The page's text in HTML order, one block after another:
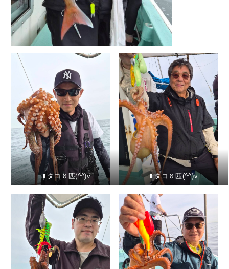
⬆︎タコ６匹(^^)v ⬆︎タコ６匹(^^)v